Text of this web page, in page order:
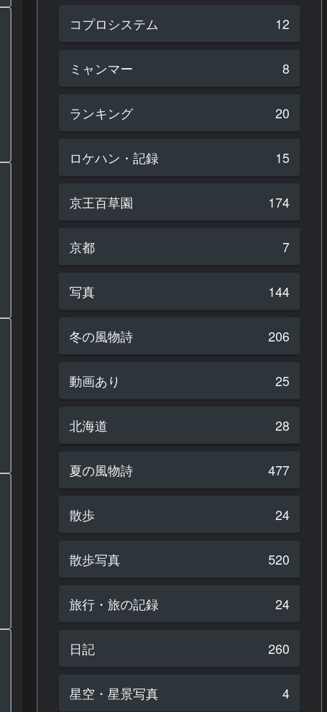
コプロシステム 12
ミャンマー 8
ランキング 20
ロケハン・記録 15
京王百草園 174
京都 7
写真 144
冬の風物詩 206
動画あり 25
北海道 28
夏の風物詩 477
散歩 24
散歩写真 520
旅行・旅の記録 24
日記 260
星空・星景写真 4